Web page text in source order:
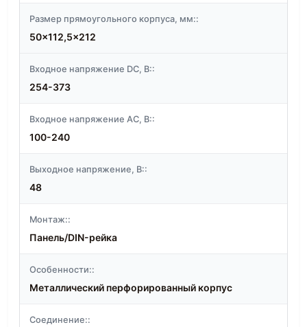
Размер прямоугольного корпуса, мм::
50x112,5x212
Входное напряжение DC, В::
254-373
Входное напряжение АС, В::
100-240
Выходное напряжение, В::
48
Монтаж::
Панель/DIN-рейка
Особенности::
Металлический перфорированный корпус
Соединение::